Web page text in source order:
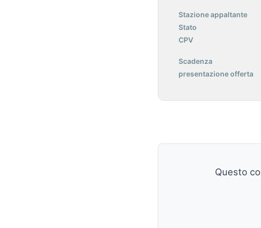
Stazione appaltante
Stato
CPV
Scadenza
presentazione offerta
Questo